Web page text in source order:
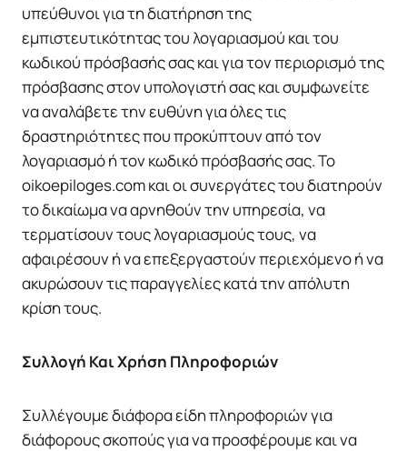
υπεύθυνοι για τη διατήρηση της
εμπιστευτικότητας του λογαριασμού και του
κωδικού πρόσβασής σας και για τον περιορισμό της
πρόσβασης στον υπολογιστή σας και συμφωνείτε
να αναλάβετε την ευθύνη για όλες τις
δραστηριότητες που προκύπτουν από τον
λογαριασμό ή τον κωδικό πρόσβασής σας. Το
oikoepiloges.com και οι συνεργάτες του διατηρούν
το δικαίωμα να αρνηθούν την υπηρεσία, να
τερματίσουν τους λογαριασμούς τους, να
αφαιρέσουν ή να επεξεργαστούν περιεχόμενο ή να
ακυρώσουν τις παραγγελίες κατά την απόλυτη
κρίση τους.
Συλλογή Και Χρήση Πληροφοριών
Συλλέγουμε διάφορα είδη πληροφοριών για
διάφορους σκοπούς για να προσφέρουμε και να